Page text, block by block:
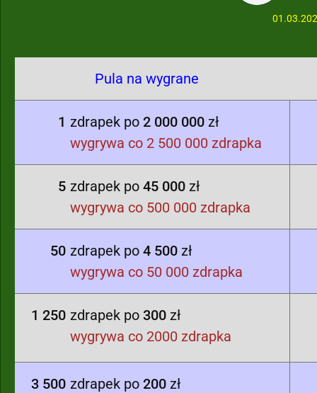
Pula na wygrane
1 zdrapek po 2 000 000 zł
wygrywa co 2 500 000 zdrapka
5 zdrapek po 45 000 zł
wygrywa co 500 000 zdrapka
50 zdrapek po 4 500 zł
wygrywa co 50 000 zdrapka
1 250 zdrapek po 300 zł
wygrywa co 2000 zdrapka
3 500 zdrapek po 200 zł